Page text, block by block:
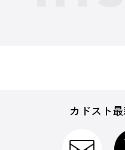
カドスト